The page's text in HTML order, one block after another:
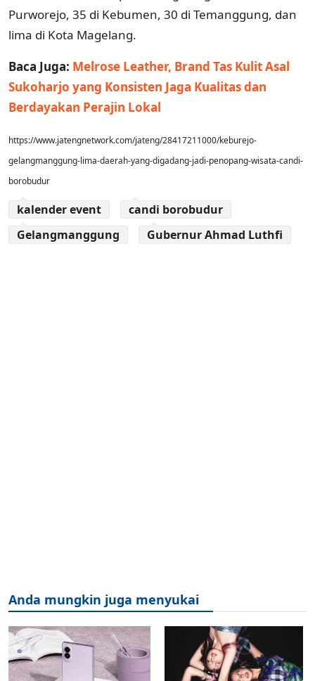
Purworejo, 35 di Kebumen, 30 di Temanggung, dan
lima di Kota Magelang.
Baca Juga: Melrose Leather, Brand Tas Kulit Asal
Sukoharjo yang Konsisten Jaga Kualitas dan
Berdayakan Perajin Lokal
https://www.jatengnetwork.com/jateng/28417211000/keburejo-
gelangmanggung-lima-daerah-yang-digadang-jadi-penopang-wisata-candi-
borobudur
kalender event
candi borobudur
Gelangmanggung
Gubernur Ahmad Luthfi
Anda mungkin juga menyukai